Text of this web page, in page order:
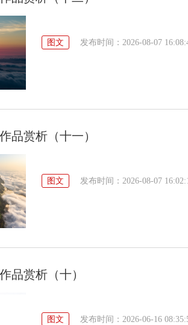
图文 发布时间：2026-08-07
品赏析（十一）
图文 发布时间：2026-08-07
品赏析（十）
图文 发布时间：2026-06-16